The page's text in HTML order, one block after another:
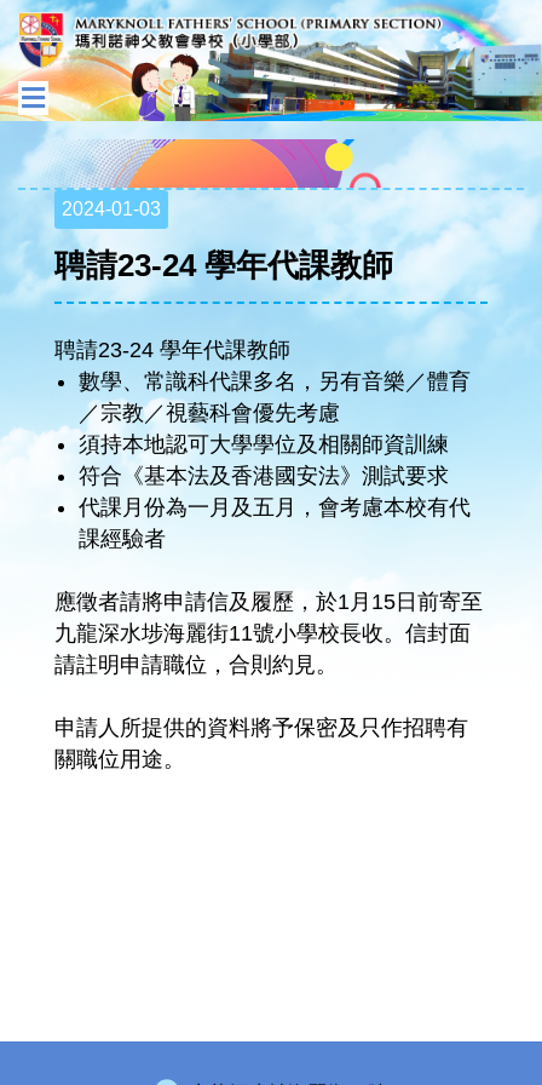
2024-01-03
聘請23-24 學年代課教師
聘請23-24 學年代課教師
數學、常識科代課多名，另有音樂／體育
／宗教／視藝科會優先考慮
須持本地認可大學學位及相關師資訓練
符合《基本法及香港國安法》測試要求
代課月份為一月及五月，會考慮本校有代
課經驗者
應徵者請將申請信及履歷，於1月15日前寄至
九龍深水埗海麗街11號小學校長收。信封面
請註明申請職位，合則約見。
申請人所提供的資料將予保密及只作招聘有
關職位用途。